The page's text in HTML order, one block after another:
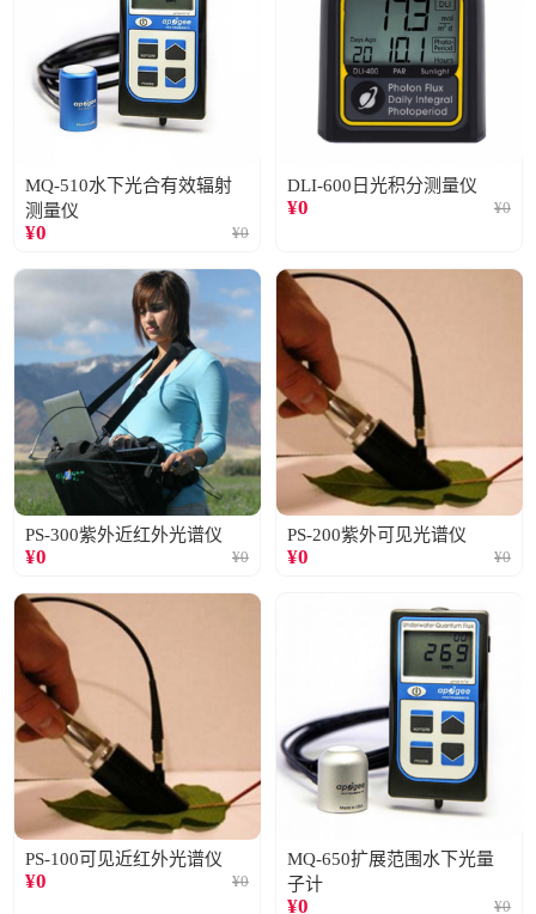
MQ-510水下光合有效辐射
测量仪
¥0 ¥0
DLI-600日光积分测量仪
¥0 ¥0
PS-300紫外近红外光谱仪
¥0 ¥0
PS-200紫外可见光谱仪
¥0 ¥0
PS-100可见近红外光谱仪
¥0 ¥0
MQ-650扩展范围水下光量
子计
¥0 ¥0